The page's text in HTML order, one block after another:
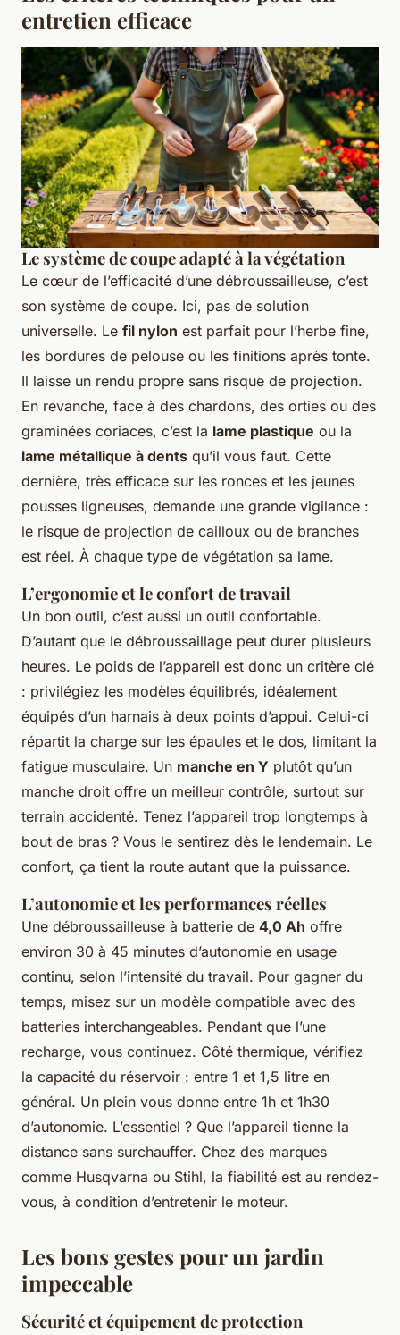
entretien efficace
Le système de coupe adapté à la végétation
Le cœur de l’efficacité d’une débroussailleuse, c’est
son système de coupe. Ici, pas de solution
universelle. Le fil nylon est parfait pour l’herbe fine,
les bordures de pelouse ou les finitions après tonte.
Il laisse un rendu propre sans risque de projection.
En revanche, face à des chardons, des orties ou des
graminées coriaces, c’est la lame plastique ou la
lame métallique à dents qu’il vous faut. Cette
dernière, très efficace sur les ronces et les jeunes
pousses ligneuses, demande une grande vigilance :
le risque de projection de cailloux ou de branches
est réel. À chaque type de végétation sa lame.
L’ergonomie et le confort de travail
Un bon outil, c’est aussi un outil confortable.
D’autant que le débroussaillage peut durer plusieurs
heures. Le poids de l’appareil est donc un critère clé
: privilégiez les modèles équilibrés, idéalement
équipés d’un harnais à deux points d’appui. Celui-ci
répartit la charge sur les épaules et le dos, limitant la
fatigue musculaire. Un manche en Y plutôt qu’un
manche droit offre un meilleur contrôle, surtout sur
terrain accidenté. Tenez l’appareil trop longtemps à
bout de bras ? Vous le sentirez dès le lendemain. Le
confort, ça tient la route autant que la puissance.
L’autonomie et les performances réelles
Une débroussailleuse à batterie de 4,0 Ah offre
environ 30 à 45 minutes d’autonomie en usage
continu, selon l’intensité du travail. Pour gagner du
temps, misez sur un modèle compatible avec des
batteries interchangeables. Pendant que l’une
recharge, vous continuez. Côté thermique, vérifiez
la capacité du réservoir : entre 1 et 1,5 litre en
général. Un plein vous donne entre 1h et 1h30
d’autonomie. L’essentiel ? Que l’appareil tienne la
distance sans surchauffer. Chez des marques
comme Husqvarna ou Stihl, la fiabilité est au rendez-
vous, à condition d’entretenir le moteur.
Les bons gestes pour un jardin
impeccable
Sécurité et équipement de protection